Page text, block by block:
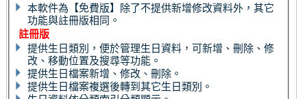
本軟件為【免費版】除了不提供新增修改資料外，其它
功能與註冊版相同。
註冊版
提供生日類別，便於管理生日資料，可新增、刪除、修
改、移動位置及搜尋等功能。
提供生日檔案新增、修改、刪除。
提供生日檔案複選後轉到其它生日類別。